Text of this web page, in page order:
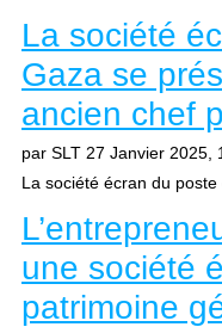
La société
Gaza se
ancien chef
par SLT 27 Janvier 2025,
La société écran du
une société
patrimoine